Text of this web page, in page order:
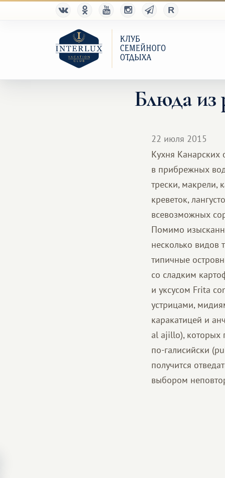
Блюда из
22 июля 2015
Кухня Канарских
в прибрежных
трески, макрели,
креветок,
всевозможных
Помимо
несколько видов
типичные
со сладким
и уксусом Frita
устрицами,
каракатицей и
al ajillo), которых
по-галисийски
получится
выбором